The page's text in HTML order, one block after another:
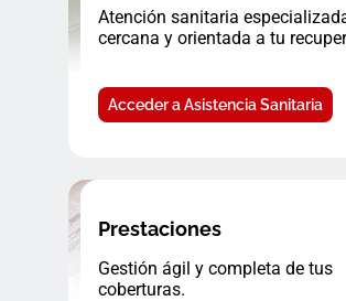
Atención sanitaria
cercana y orientada a tu
Acceder a Asistencia Sanitaria
Prestaciones
Gestión ágil y completa de tus
coberturas.